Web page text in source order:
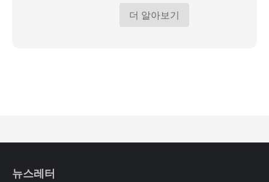
더 알아보기
뉴스레터